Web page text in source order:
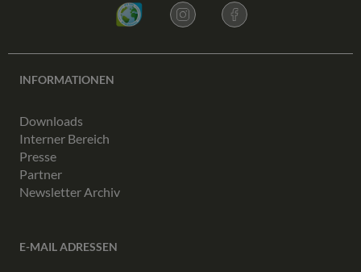
INFORMATIONEN
Downloads
Interner Bereich
Presse
Partner
Newsletter Archiv
E-MAIL ADRESSEN